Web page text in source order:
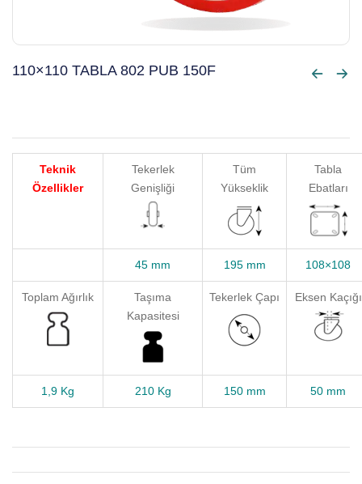
110×110 TABLA 802 PUB 150F
Teknik
Özellikler
Tekerlek
Genişliği
Tüm
Yükseklik
Tabla
Ebatları
45 mm 195 mm 108×108
Toplam Ağırlık
Taşıma
Kapasitesi
Tekerlek Çapı Eksen Kaçığı
1,9 Kg 210 Kg 150 mm 50 mm